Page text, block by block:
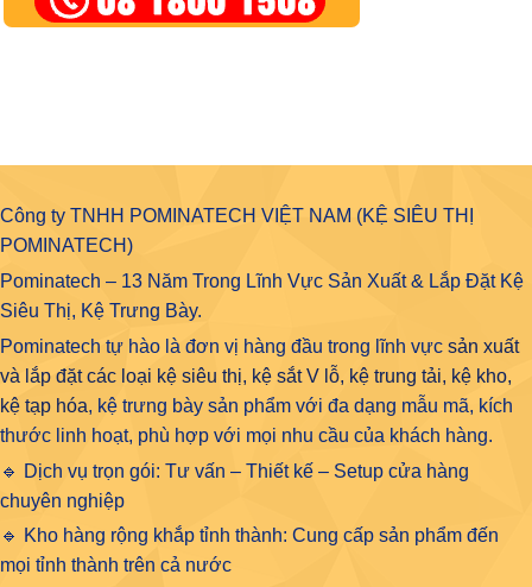
Công ty TNHH POMINATECH VIỆT NAM (KỆ SIÊU THỊ
POMINATECH)
Pominatech – 13 Năm Trong Lĩnh Vực Sản Xuất & Lắp Đặt Kệ
Siêu Thị, Kệ Trưng Bày.
Pominatech tự hào là đơn vị hàng đầu trong lĩnh vực sản xuất
và lắp đặt các loại kệ siêu thị, kệ sắt V lỗ, kệ trung tải, kệ kho,
kệ tạp hóa, kệ trưng bày sản phẩm với đa dạng mẫu mã, kích
thước linh hoạt, phù hợp với mọi nhu cầu của khách hàng.
🔹 Dịch vụ trọn gói: Tư vấn – Thiết kế – Setup cửa hàng
chuyên nghiệp
🔹 Kho hàng rộng khắp tỉnh thành: Cung cấp sản phẩm đến
mọi tỉnh thành trên cả nước